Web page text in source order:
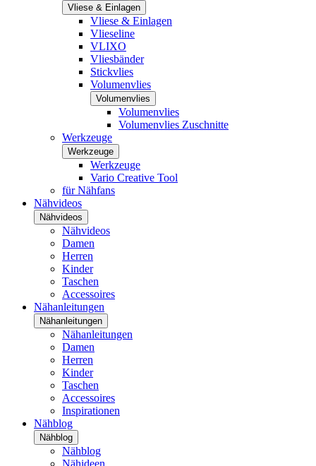
Vliese & Einlagen
Vliese & Einlagen
Vlieseline
VLIXO
Vliesbänder
Stickvlies
Volumenvlies
Volumenvlies
Volumenvlies
Volumenvlies Zuschnitte
Werkzeuge
Werkzeuge
Werkzeuge
Vario Creative Tool
für Nähfans
Nähvideos
Nähvideos
Nähvideos
Damen
Herren
Kinder
Taschen
Accessoires
Nähanleitungen
Nähanleitungen
Nähanleitungen
Damen
Herren
Kinder
Taschen
Accessoires
Inspirationen
Nähblog
Nähblog
Nähblog
Nähideen